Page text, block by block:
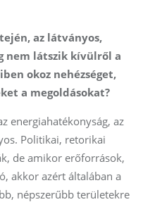
az látványos,
nem látszik kívülről a
okoz nehézséget,
a megoldásokat?
energiahatékonyság, az
Politikai, retorikai
de amikor erőforrások,
akkor azért általában a
népszerűbb területekre